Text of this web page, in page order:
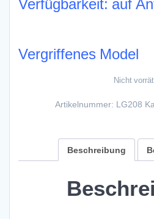
Vergriffenes Model
Nicht
Artikelnummer: LG208
Beschreibung